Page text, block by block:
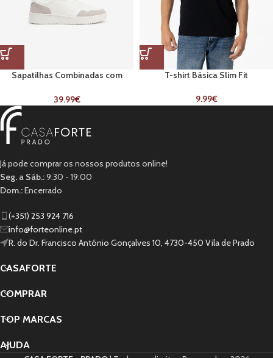
Sapatilhas Combinadas com
39.99€
T-shirt Básica Slim Fit
9.99€
Já pode comprar os nossos produtos online!
Seg. a Sáb.:9:30 - 19:00
Dom.:Encerrado
(+351) 253 924 716
info@forteonline.pt
R. do Dr. Francisco António Gonçalves 10, 4730-450 Vila de Prado
CASAFORTE
COMPRAR
TOP MARCAS
AJUDA